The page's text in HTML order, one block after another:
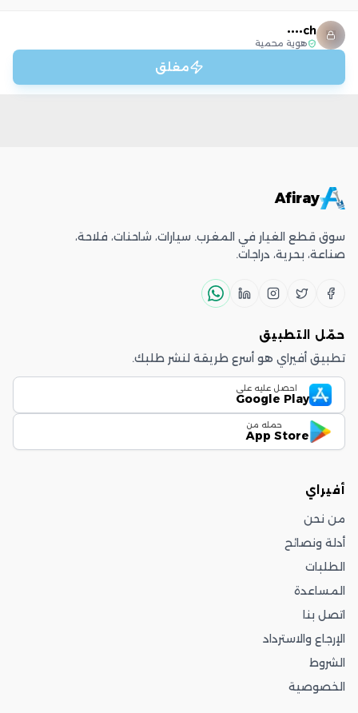
ch••••
هوية محمية
مغلق
Afiray
سوق قطع الغيار في المغرب. سيارات، شاحنات، فلاحة،
صناعة، بحرية، دراجات.
حمّل التطبيق
تطبيق أفيراي هو أسرع طريقة لنشر طلبك.
احصل عليه على
Google Play
حمله من
App Store
أفيراي
من نحن
أدلة ونصائح
الطلبات
المساعدة
اتصل بنا
الإرجاع والاسترداد
الشروط
الخصوصية